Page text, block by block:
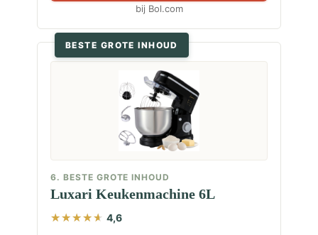
bij Bol.com
BESTE GROTE INHOUD
6. BESTE GROTE INHOUD
Luxari Keukenmachine 6L
4,6